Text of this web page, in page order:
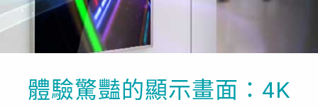
體驗驚豔的顯示畫面：4K